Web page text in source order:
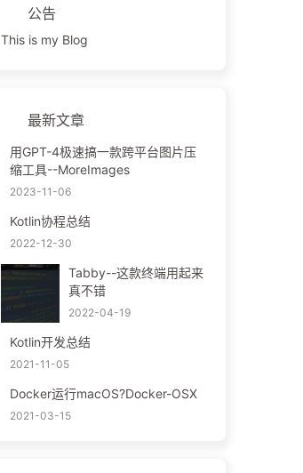
公告
This is my Blog
最新文章
用GPT-4极速搞一款跨平台图片压
缩工具--MoreImages
2023-11-06
Kotlin协程总结
2022-12-30
Tabby--这款终端用起来
真不错
2022-04-19
Kotlin开发总结
2021-11-05
Docker运行macOS?Docker-OSX
2021-03-15